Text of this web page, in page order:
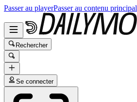
Passer au playerPasser au contenu principal
Rechercher
Se connecter